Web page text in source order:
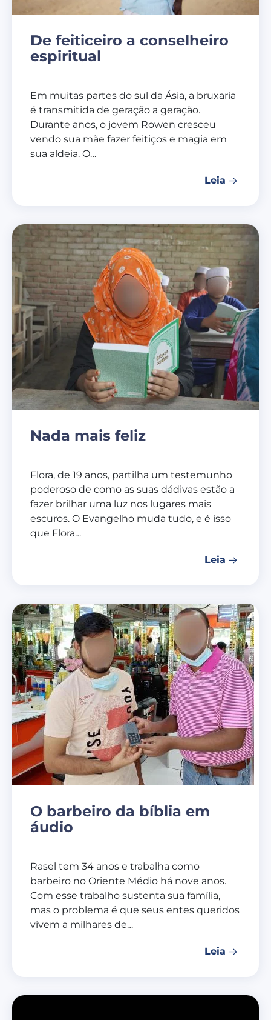
De feiticeiro a conselheiro
espiritual
Em muitas partes do sul da Ásia, a bruxaria
é transmitida de geração a geração.
Durante anos, o jovem Rowen cresceu
vendo sua mãe fazer feitiços e magia em
sua aldeia. O…
Leia
Nada mais feliz
Flora, de 19 anos, partilha um testemunho
poderoso de como as suas dádivas estão a
fazer brilhar uma luz nos lugares mais
escuros. O Evangelho muda tudo, e é isso
que Flora…
Leia
O barbeiro da bíblia em
áudio
Rasel tem 34 anos e trabalha como
barbeiro no Oriente Médio há nove anos.
Com esse trabalho sustenta sua família,
mas o problema é que seus entes queridos
vivem a milhares de…
Leia